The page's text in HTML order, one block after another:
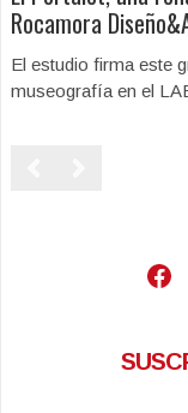
Rocamora
El estudio firma este
museografía en el